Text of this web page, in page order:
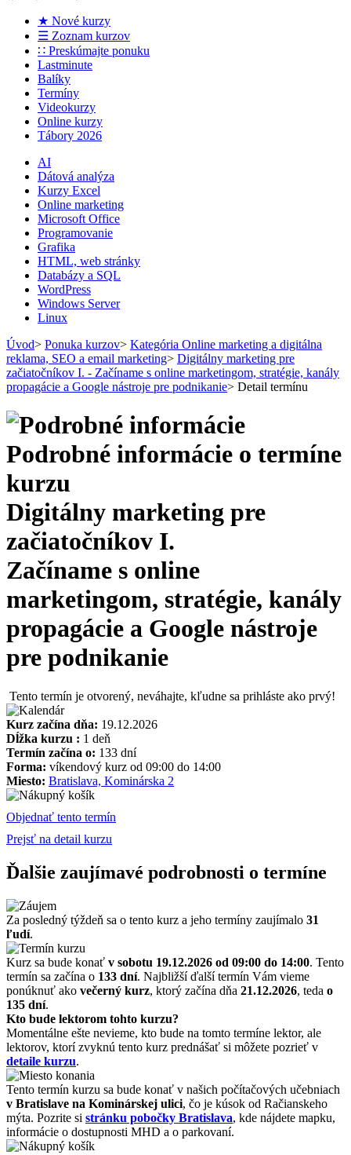
★ Nové kurzy
☰ Zoznam kurzov
∷ Preskúmajte ponuku
Lastminute
Balíky
Termíny
Videokurzy
Online kurzy
Tábory 2026
AI
Dátová analýza
Kurzy Excel
Online marketing
Microsoft Office
Programovanie
Grafika
HTML, web stránky
Databázy a SQL
WordPress
Windows Server
Linux
Úvod> Ponuka kurzov> Kategória Online marketing a digitálna
reklama, SEO a email marketing> Digitálny marketing pre
začiatočníkov I. - Začíname s online marketingom, stratégie, kanály
propagácie a Google nástroje pre podnikanie> Detail termínu
Podrobné informácie o termíne
kurzu
Digitálny marketing pre
začiatočníkov I.
Začíname s online
marketingom, stratégie, kanály
propagácie a Google nástroje
pre podnikanie
Tento termín je otvorený, neváhajte, kľudne sa prihláste ako prvý!
Kurz začína dňa: 19.12.2026
Dĺžka kurzu : 1 deň
Termín začína o: 133 dní
Forma: víkendový kurz od 09:00 do 14:00
Miesto: Bratislava, Kominárska 2
Objednať tento termín
Prejsť na detail kurzu
Ďalšie zaujímavé podrobnosti o termíne
Za posledný týždeň sa o tento kurz a jeho termíny zaujímalo 31
ľudí.
Kurz sa bude konať v sobotu 19.12.2026 od 09:00 do 14:00. Tento
termín sa začína o 133 dní. Najbližší ďalší termín Vám vieme
ponúknuť ako večerný kurz, ktorý začína dňa 21.12.2026, teda o
135 dní.
Kto bude lektorom tohto kurzu?
Momentálne ešte nevieme, kto bude na tomto termíne lektor, ale
lektorov, ktorí zvyknú tento kurz prednášať si môžete pozrieť v
detaile kurzu.
Tento termín kurzu sa bude konať v našich počítačových učebniach
v Bratislave na Kominárskej ulici, čo je kúsok od Račianskeho
mýta. Pozrite si stránku pobočky Bratislava, kde nájdete mapku,
informácie o dostupnosti MHD a o parkovaní.